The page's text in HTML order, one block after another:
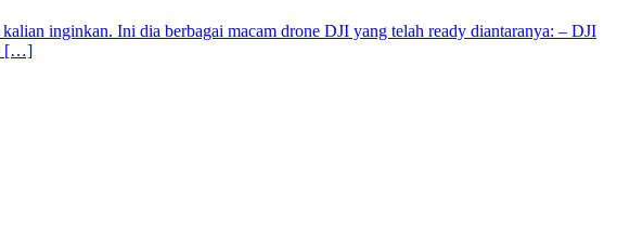
inginkan. Ini dia berbagai macam drone DJI yang telah ready diantaranya: – DJI
[…]